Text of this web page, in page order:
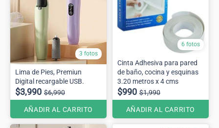
3 fotos
Lima de Pies, Premiun
Digital recargable USB.
$3,990 $6,990
AÑADIR AL CARRITO
6 fotos
Cinta Adhesiva para pared
de baño, cocina y esquinas
3.20 metros x 4 cms
$990 $1,990
AÑADIR AL CARRITO